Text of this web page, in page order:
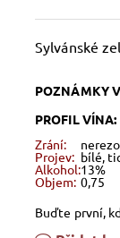
Sylvánské
POZNÁMKY
PROFIL VÍNA:
Zrání:
Projev: bílé,
Alkohol:13%
Objem: 0,75
Buďte první,